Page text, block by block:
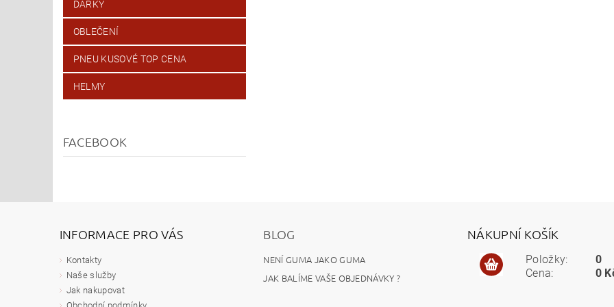
DÁRKY
OBLEČENÍ
PNEU KUSOVÉ TOP CENA
HELMY
FACEBOOK
INFORMACE PRO VÁS
Kontakty
Naše služby
Jak nakupovat
BLOG
NENÍ GUMA JAKO GUMA
JAK BALÍME VAŠE OBJEDNÁVKY ?
NÁKUPNÍ KOŠÍK
Položky:
Cena:
0
0